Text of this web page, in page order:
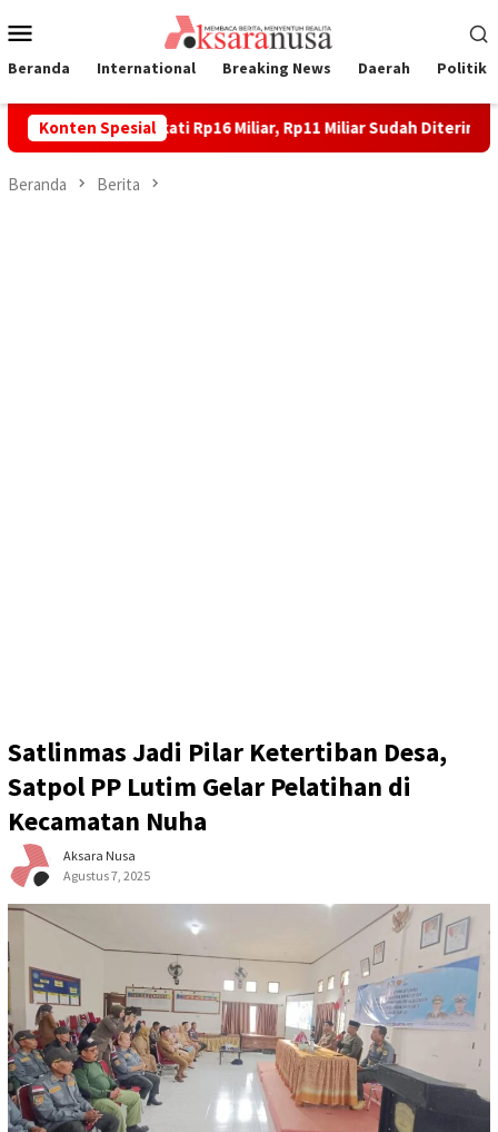
ke
Mobile
Beranda International Breaking News Daerah Politik
Konten Spesial
Laoli Disepakati Rp16 Miliar, Rp11 Miliar Sudah Diterima 83
Beranda Berita
Satlinmas Jadi Pilar Ketertiban Desa,
Satpol PP Lutim Gelar Pelatihan di
Kecamatan Nuha
Aksara Nusa
Agustus 7, 2025